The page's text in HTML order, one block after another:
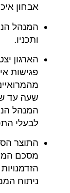
אבחון
המנהל
ותכניו.
הארגון
פגישות
שעה עד
המנהל
לבעלי
התוצר
מסכם
ניתוח